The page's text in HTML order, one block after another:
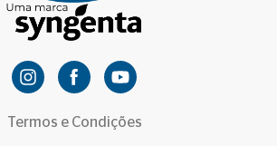
Termos e Condições